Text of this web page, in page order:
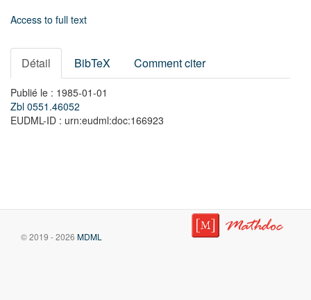
Access to full text
Détail BibTeX Comment citer
Publié le : 1985-01-01
Zbl 0551.46052
EUDML-ID : urn:eudml:doc:166923
© 2019 - 2026 MDML